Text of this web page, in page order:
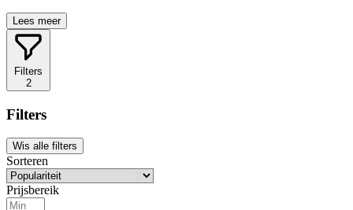
Lees meer
Filters
2
Filters
Wis alle filters
Sorteren
Prijsbereik